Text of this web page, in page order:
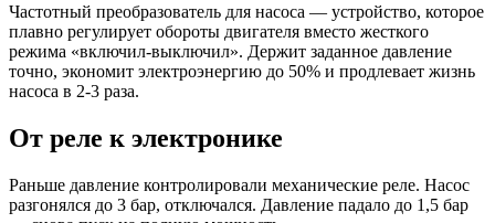
Частотный преобразователь для насоса — устройство, которое
плавно регулирует обороты двигателя вместо жесткого
режима «включил-выключил». Держит заданное давление
точно, экономит электроэнергию до 50% и продлевает жизнь
насоса в 2-3 раза.
От реле к электронике
Раньше давление контролировали механические реле. Насос
разгонялся до 3 бар, отключался. Давление падало до 1,5 бар